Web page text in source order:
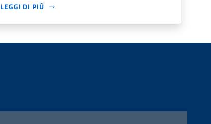
LEGGI DI PIÙ